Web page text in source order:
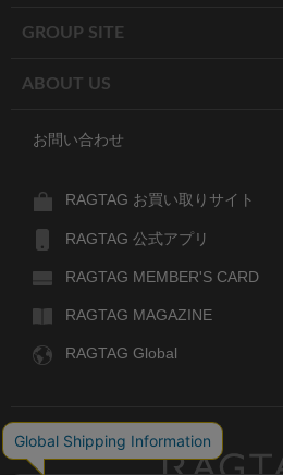
GROUP SITE
ABOUT US
お問い合わせ
RAGTAG お買い取りサイト
RAGTAG 公式アプリ
RAGTAG MEMBER'S CARD
RAGTAG MAGAZINE
RAGTAG Global